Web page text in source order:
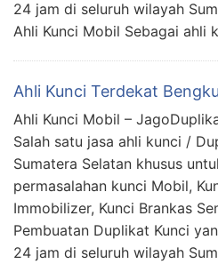
24 jam di seluruh wilayah
Ahli Kunci Mobil Sebagai ahli
Ahli Kunci Terdekat
Ahli Kunci Mobil –
Salah satu jasa ahli kunci /
Sumatera Selatan khusus
permasalahan kunci Mobil,
Immobilizer, Kunci Brankas
Pembuatan Duplikat Kunci
24 jam di seluruh wilayah